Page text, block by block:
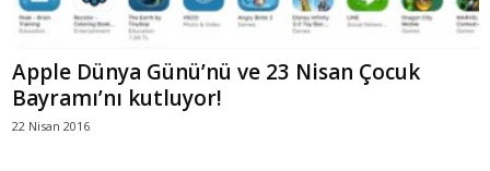
Apple Dünya Günü’nü ve 23 Nisan Çocuk
Bayramı’nı kutluyor!
22 Nisan 2016